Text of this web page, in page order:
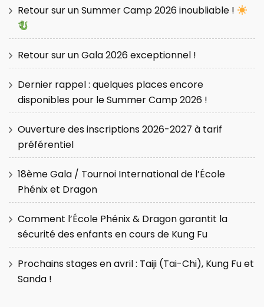
Retour sur un Summer Camp 2026 inoubliable !
Retour sur un Gala 2026 exceptionnel !
Dernier rappel : quelques places encore
disponibles pour le Summer Camp 2026 !
Ouverture des inscriptions 2026-2027 à tarif
préférentiel
18ème Gala / Tournoi International de l’École
Phénix et Dragon
Comment l’École Phénix & Dragon garantit la
sécurité des enfants en cours de Kung Fu
Prochains stages en avril : Taiji (Tai-Chi), Kung Fu et
Sanda !